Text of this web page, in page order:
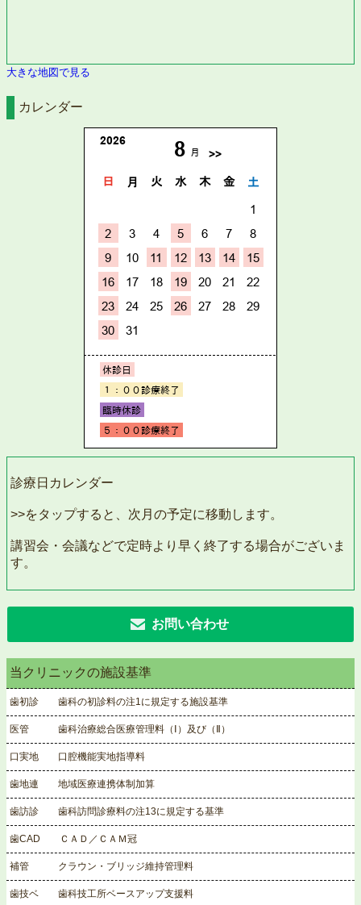
大きな地図で見る
カレンダー
診療日カレンダー
>>をタップすると、次月の予定に移動します。
講習会・会議などで定時より早く終了する場合がございま
す。
お問い合わせ
当クリニックの施設基準
歯初診 歯科の初診料の注1に規定する施設基準
医管 歯科治療総合医療管理料（Ⅰ）及び（Ⅱ）
口実地 口腔機能実地指導料
歯地連 地域医療連携体制加算
歯訪診 歯科訪問診療料の注13に規定する基準
歯CAD ＣＡＤ／ＣＡＭ冠
補管 クラウン・ブリッジ維持管理料
歯技ベ 歯科技工所ベースアップ支援料